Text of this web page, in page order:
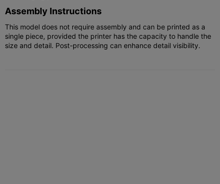
Assembly Instructions
This model does not require assembly and can be printed as a
single piece, provided the printer has the capacity to handle the
size and detail. Post-processing can enhance detail visibility.